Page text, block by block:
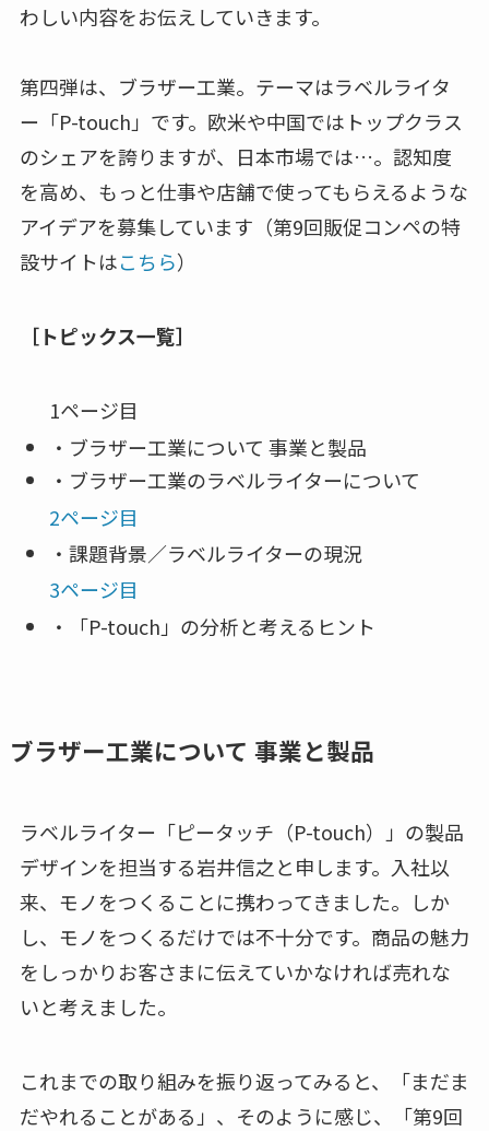
わしい内容をお伝えしていきます。
第四弾は、ブラザー工業。テーマはラベルライタ
ー「P-touch」です。欧米や中国ではトップクラス
のシェアを誇りますが、日本市場では…。認知度
を高め、もっと仕事や店舗で使ってもらえるような
アイデアを募集しています（第9回販促コンペの特
設サイトはこちら）
［トピックス一覧］
1ページ目
・ブラザー工業について 事業と製品
・ブラザー工業のラベルライターについて
2ページ目
・課題背景／ラベルライターの現況
3ページ目
・「P-touch」の分析と考えるヒント
ブラザー工業について 事業と製品
ラベルライター「ピータッチ（P-touch）」の製品
デザインを担当する岩井信之と申します。入社以
来、モノをつくることに携わってきました。しか
し、モノをつくるだけでは不十分です。商品の魅力
をしっかりお客さまに伝えていかなければ売れな
いと考えました。
これまでの取り組みを振り返ってみると、「まだま
だやれることがある」、そのように感じ、「第9回